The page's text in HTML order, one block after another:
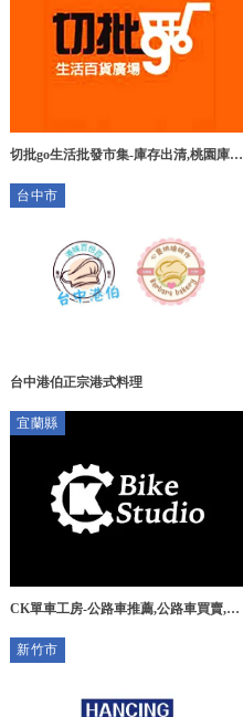
切批go生活批發市集-庫存出清,桃園庫存
園百貨批發,八德區百貨批發廠商
台中市
台中港伯正宗港式料理
宜蘭縣
CK單車工房-公路車推薦,公路車買賣,宜
公路車推薦
新竹市